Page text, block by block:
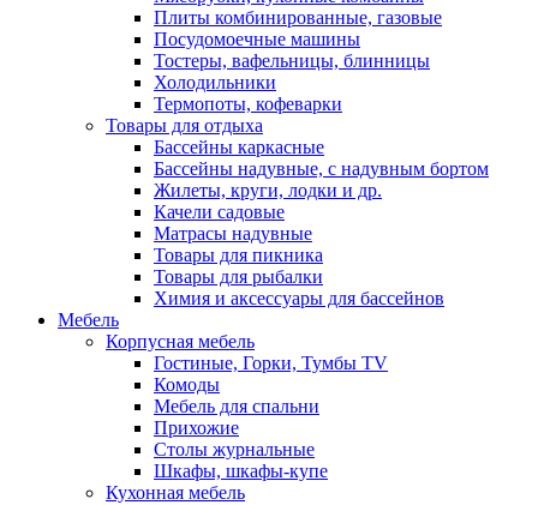
Плиты комбинированные, газовые
Посудомоечные машины
Тостеры, вафельницы, блинницы
Холодильники
Термопоты, кофеварки
Товары для отдыха
Бассейны каркасные
Бассейны надувные, с надувным бортом
Жилеты, круги, лодки и др.
Качели садовые
Матрасы надувные
Товары для пикника
Товары для рыбалки
Химия и аксессуары для бассейнов
Мебель
Корпусная мебель
Гостиные, Горки, Тумбы TV
Комоды
Мебель для спальни
Прихожие
Столы журнальные
Шкафы, шкафы-купе
Кухонная мебель